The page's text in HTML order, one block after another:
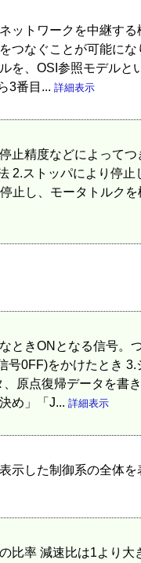
ットワークを中継する
つなぐことが可能に
を、OSI参照モデルと
3番目... 詳細表示
止精度などによってつ
2.ストッパにより停止
止し、モータトルク
ときONとなる信号。
号0FF)をかけたとき 3.
原点復帰データを書
め」「J... 詳細表示
示した制御系の全体を
比率 減速比は1より大